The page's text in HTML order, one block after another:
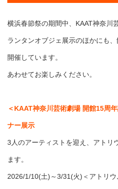
横浜春節祭の期間中、KAAT神奈川
ランタンオブジェ展示のほかにも
開催しています。
あわせてお楽しみください。
＜KAAT神奈川芸術劇場 開館15周
ナー展示
3人のアーティストを迎え、アトリ
ます。
2026/1/10(土)～3/31(火)＜アトリ